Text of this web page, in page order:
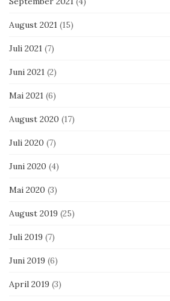
August 2021 (15)
Juli 2021 (7)
Juni 2021 (2)
Mai 2021 (6)
August 2020 (17)
Juli 2020 (7)
Juni 2020 (4)
Mai 2020 (3)
August 2019 (25)
Juli 2019 (7)
Juni 2019 (6)
April 2019 (3)